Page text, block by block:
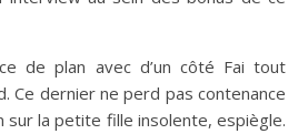
de plan avec d’un côté Fai tout
Ce dernier ne perd pas contenance
sur la petite fille insolente, espiègle.